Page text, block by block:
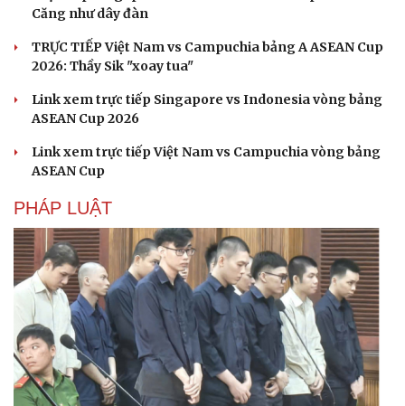
Căng như dây đàn
TRỰC TIẾP Việt Nam vs Campuchia bảng A ASEAN Cup
2026: Thầy Sik "xoay tua"
Link xem trực tiếp Singapore vs Indonesia vòng bảng
ASEAN Cup 2026
Link xem trực tiếp Việt Nam vs Campuchia vòng bảng
ASEAN Cup
PHÁP LUẬT